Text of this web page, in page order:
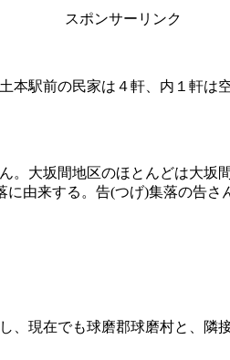
スポンサーリンク
駅前の民家は４軒、内１軒
大坂間地区のほとんどは大
由来する。告(つげ)集落の告
、現在でも球磨郡球磨村と、隣